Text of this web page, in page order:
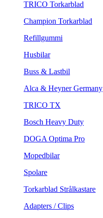
TRICO Torkarblad
Champion Torkarblad
Refillgummi
Husbilar
Buss & Lastbil
Alca & Heyner Germany
TRICO TX
Bosch Heavy Duty
DOGA Optima Pro
Mopedbilar
Spolare
Torkarblad Strålkastare
Adapters / Clips